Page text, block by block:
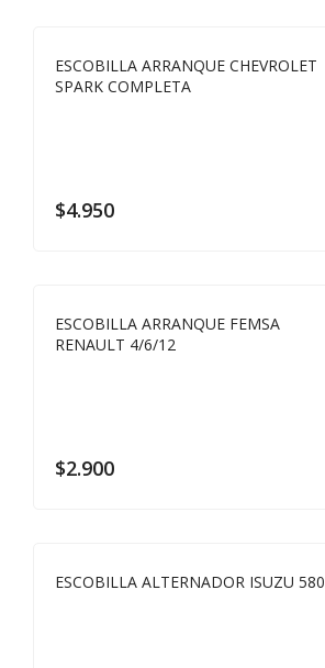
ESCOBILLA ARRANQUE CHEVROLET
SPARK COMPLETA
$4.950
ESCOBILLA ARRANQUE FEMSA
RENAULT 4/6/12
$2.900
ESCOBILLA ALTERNADOR ISUZU 580